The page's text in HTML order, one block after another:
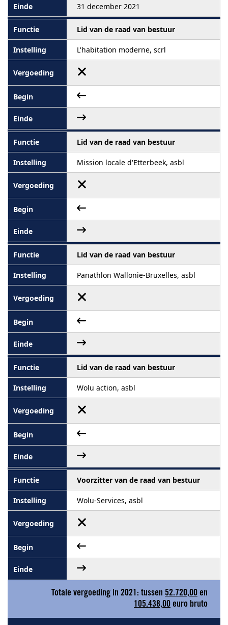
31 december 2021
Lid van de raad van bestuur
L'habitation moderne, scrl
Lid van de raad van bestuur
Mission locale d'Etterbeek, asbl
Lid van de raad van bestuur
Panathlon Wallonie-Bruxelles, asbl
Lid van de raad van bestuur
Wolu action, asbl
Voorzitter van de raad van bestuur
Wolu-Services, asbl
Totale vergoeding in 2021: tussen 52.720,00 en
105.438,00 euro bruto